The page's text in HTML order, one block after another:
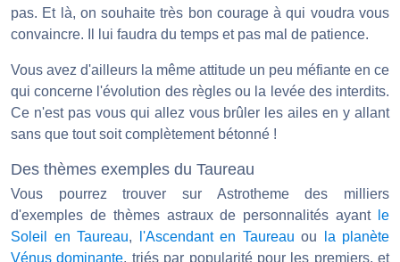
pas. Et là, on souhaite très bon courage à qui voudra vous
convaincre. Il lui faudra du temps et pas mal de patience.
Vous avez d'ailleurs la même attitude un peu méfiante en ce
qui concerne l'évolution des règles ou la levée des interdits.
Ce n'est pas vous qui allez vous brûler les ailes en y allant
sans que tout soit complètement bétonné !
Des thèmes exemples du Taureau
Vous pourrez trouver sur Astrotheme des milliers
d'exemples de thèmes astraux de personnalités ayant
le
Soleil en Taureau, l'Ascendant en Taureau ou
la planète
Vénus dominante, triés par popularité pour les premiers, et